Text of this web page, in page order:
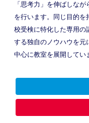
「思考力」を伸ばしな
を行います。同じ目的
校受検に特化した専用の
する独自のノウハウを元
中心に教室を展開してい